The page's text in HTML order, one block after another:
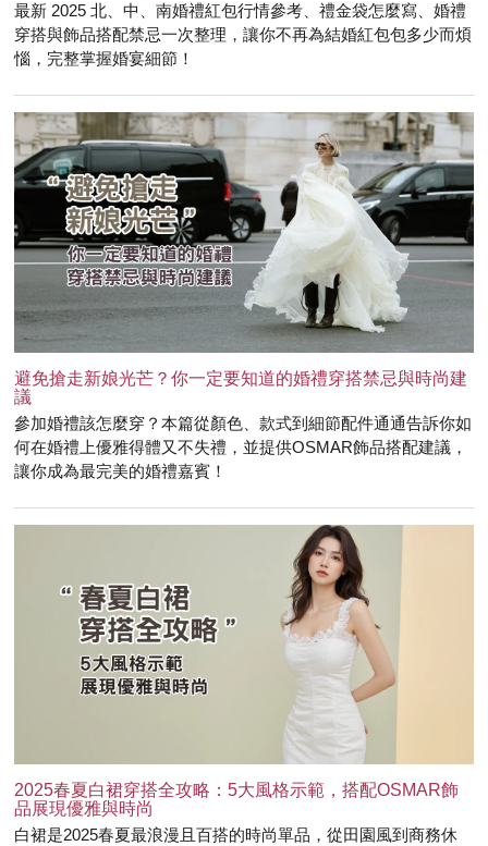
最新 2025 北、中、南婚禮紅包行情參考、禮金袋怎麼寫、婚禮
穿搭與飾品搭配禁忌一次整理，讓你不再為結婚紅包包多少而煩
惱，完整掌握婚宴細節！
避免搶走新娘光芒？你一定要知道的婚禮穿搭禁忌與時尚建
議
參加婚禮該怎麼穿？本篇從顏色、款式到細節配件通通告訴你如
何在婚禮上優雅得體又不失禮，並提供OSMAR飾品搭配建議，
讓你成為最完美的婚禮嘉賓！
2025春夏白裙穿搭全攻略：5大風格示範，搭配OSMAR飾
品展現優雅與時尚
白裙是2025春夏最浪漫且百搭的時尚單品，從田園風到商務休